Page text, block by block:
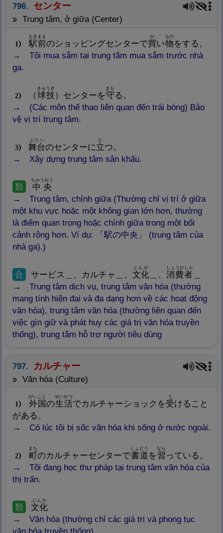
796. センター
trung tâm, ở giữa (Center)
1 駅前
えきまえ
のショッピングセンターで買
か
い物
もの
をする。
Tôi mua sắm tại trung tâm mua sắm trước nhà
ga.
2 （ 球技
きゅうぎ
）センターを守
まも
る。
(Các môn thể thao liên quan đến trái bóng) Bảo
vệ vị trí trung tâm.
3 舞台
lượng may móc
ぶたい
のセンターに立
た
つ。
Xây dựng trung tâm sân khấu.
類 中 央
ちゅうおう
Trung tâm, chính giữa (Thường chỉ vị trí ở giữa
một khu vực hoặc một không gian lớn hơn, thường
là điểm quan trọng hoặc chính giữa trong một bối
cảnh rộng hơn. Ví dụ: 「駅の中央 」 (trung tâm của
nhà ga).)
合 サービス＿、カルチャ＿、 文
Nghĩa: Văn vẻ, văn chương, vẻ
化
ぶんか
＿、 消
Nghĩa: Tiêu tan, biến mất, tiêu
diệt
費
Nghĩa: Kinh phí, chi phí
者
しょうひしゃ
Trung tâm dịch vụ, trung tâm văn hóa (thường
mang tính hiện đại và đa dạng hơn về các hoạt động
văn hóa), trung tâm văn hóa (thường liên quan đến
việc gìn giữ và phát huy các giá trị văn hóa truyền
thống), trung tâm hỗ trợ người tiêu dùng
797. カルチャー
văn hóa (Culture)
1 外
Nghĩa: Ngoài, bên ngoài, phía
国
Nghĩa: Đất nước, quốc gia, quê
がいこく
の生活
Nghĩa: Sống, hoạt động, hoạt
せいかつ
でカルチャーショックを受
う
けること
がある。
Có lúc tôi bị sốc văn hóa khi sống ở nước ngoài.
2 町
Nghĩa: Thị trấn, con phố, ngôi
まち
のカルチャーセンターで書道
しょどう
を 習
なら
っている。
Tôi đang học thư pháp tại trung tâm văn hóa của
thị trấn.
類 文
Nghĩa: Văn vẻ, văn chương, vẻ
化
ぶんか
Văn hóa (thường chỉ các giá trị và phong tục